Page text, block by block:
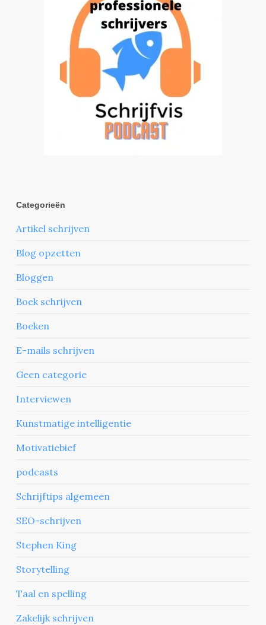
Categorieën
Artikel schrijven
Blog opzetten
Bloggen
Boek schrijven
Boeken
E-mails schrijven
Geen categorie
Interviewen
Kunstmatige intelligentie
Motivatiebief
podcasts
Schrijftips algemeen
SEO-schrijven
Stephen King
Storytelling
Taal en spelling
Zakelijk schrijven